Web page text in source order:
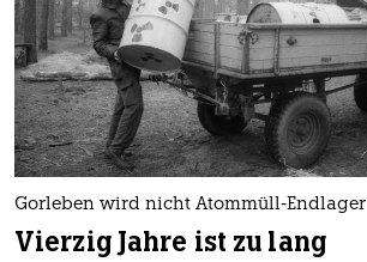
Gorleben wird nicht Atommüll-Endlager
Vierzig Jahre ist zu lang